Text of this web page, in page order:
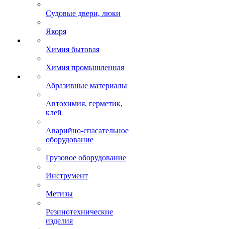
Судовые двери, люки
Якоря
Химия бытовая
Химия промышленная
Абразивные материалы
Автохимия, герметик,
клей
Аварийно-спасательное
оборудование
Грузовое оборудование
Инструмент
Метизы
Резинотехнические
изделия